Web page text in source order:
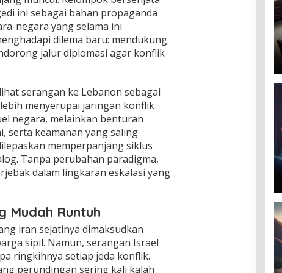
ini sebagai bahan propaganda
negara yang selama ini
dilema baru: mendukung
jalur diplomasi agar konflik
serangan ke Lebanon sebagai
menyerupai jaringan konflik
negara, melainkan benturan
serta keamanan yang saling
memperpanjang siklus
Tanpa perubahan paradigma,
dalam lingkaran eskalasi yang
Mudah Runtuh
iran sejatinya dimaksudkan
sipil. Namun, serangan Israel
ringkihnya setiap jeda konflik.
perundingan sering kali kalah